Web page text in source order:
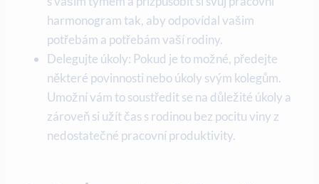
harmonogram tak, aby⁢ odpovídal vašim
potřebám⁤ a potřebám vaší ‌rodiny.
Delegujte úkoly: Pokud je to možné, předejte​
některé povinnosti⁢ nebo úkoly ‍svým⁣ kolegům.
Umožní vám to soustředit se na důležité úkoly a
zároveň si užít čas s ​rodinou bez pocitu⁤ viny z⁣
nedostatečné pracovní produktivity.